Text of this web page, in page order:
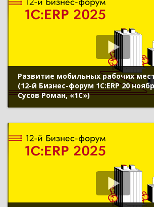
Развитие мобильных рабочих мест
(12-й Бизнес-форум 1С:ERP 20
Сусов Роман, «1С»)